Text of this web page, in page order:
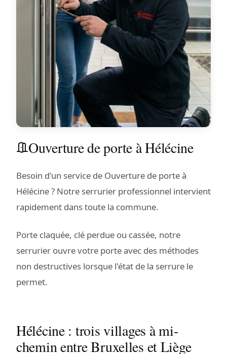
Ouverture de porte à Hélécine
Besoin d'un service de Ouverture de porte à
Hélécine ? Notre serrurier professionnel intervient
rapidement dans toute la commune.
Porte claquée, clé perdue ou cassée, notre
serrurier ouvre votre porte avec des méthodes
non destructives lorsque l'état de la serrure le
permet.
Hélécine : trois villages à mi-
chemin entre Bruxelles et Liège